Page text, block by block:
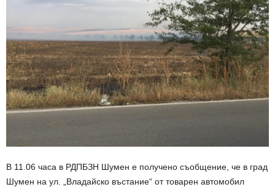
В 11.06 часа в РДПБЗН Шумен е получено съобщение, че в град
Шумен на ул. „Владайско въстание“ от товарен автомобил